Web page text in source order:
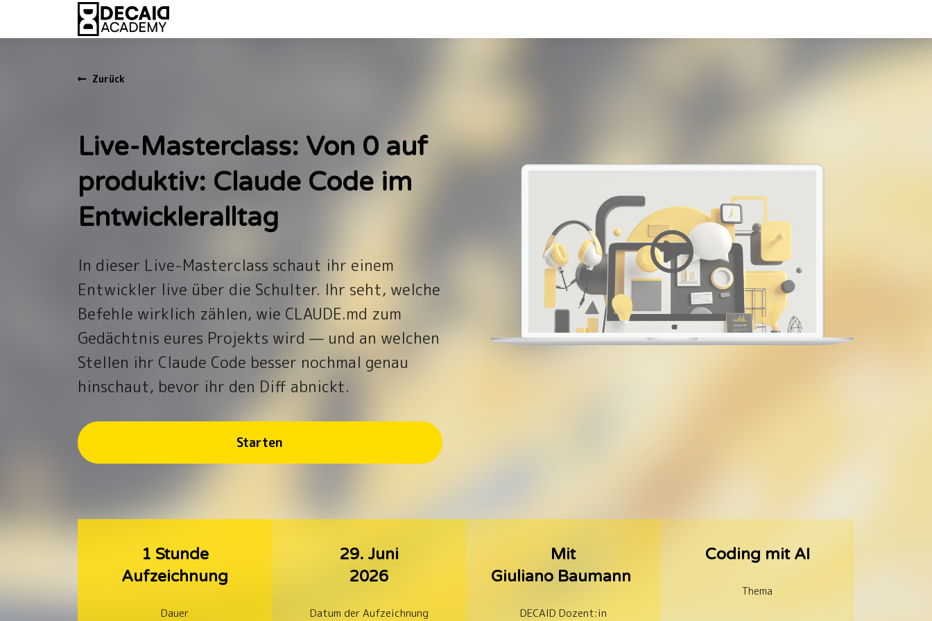
Zurück
Live-Masterclass: Von 0 auf
produktiv: Claude Code im
Entwickleralltag
In dieser Live-Masterclass schaut ihr einem
Entwickler live über die Schulter. Ihr seht, welche
Befehle wirklich zählen, wie CLAUDE.md zum
Gedächtnis eures Projekts wird — und an welchen
Stellen ihr Claude Code besser nochmal genau
hinschaut, bevor ihr den Diff abnickt.
Starten
1 Stunde
Aufzeichnung
Dauer
29. Juni
2026
Datum der Aufzeichnung
Mit
Giuliano Baumann
DECAID Dozent:in
Coding mit AI
Thema